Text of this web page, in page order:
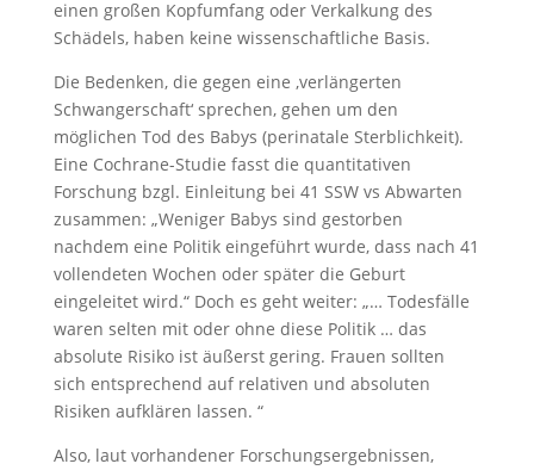
einen großen Kopfumfang oder Verkalkung des
Schädels, haben keine wissenschaftliche Basis.
Die Bedenken, die gegen eine ‚verlängerten
Schwangerschaft‘ sprechen, gehen um den
möglichen Tod des Babys (perinatale Sterblichkeit).
Eine Cochrane-Studie fasst die quantitativen
Forschung bzgl. Einleitung bei 41 SSW vs Abwarten
zusammen: „Weniger Babys sind gestorben
nachdem eine Politik eingeführt wurde, dass nach 41
vollendeten Wochen oder später die Geburt
eingeleitet wird.“ Doch es geht weiter: „… Todesfälle
waren selten mit oder ohne diese Politik … das
absolute Risiko ist äußerst gering. Frauen sollten
sich entsprechend auf relativen und absoluten
Risiken aufklären lassen. “
Also, laut vorhandener Forschungsergebnissen,